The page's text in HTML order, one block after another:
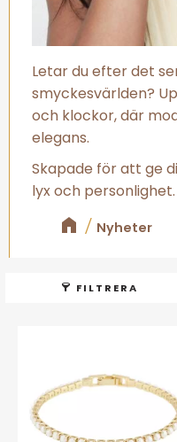
Nyheter
Letar du efter det
smyckesvärlden?
och klockor, där
elegans.
Skapade för att ge
lyx och personlighet.
FILTRERA